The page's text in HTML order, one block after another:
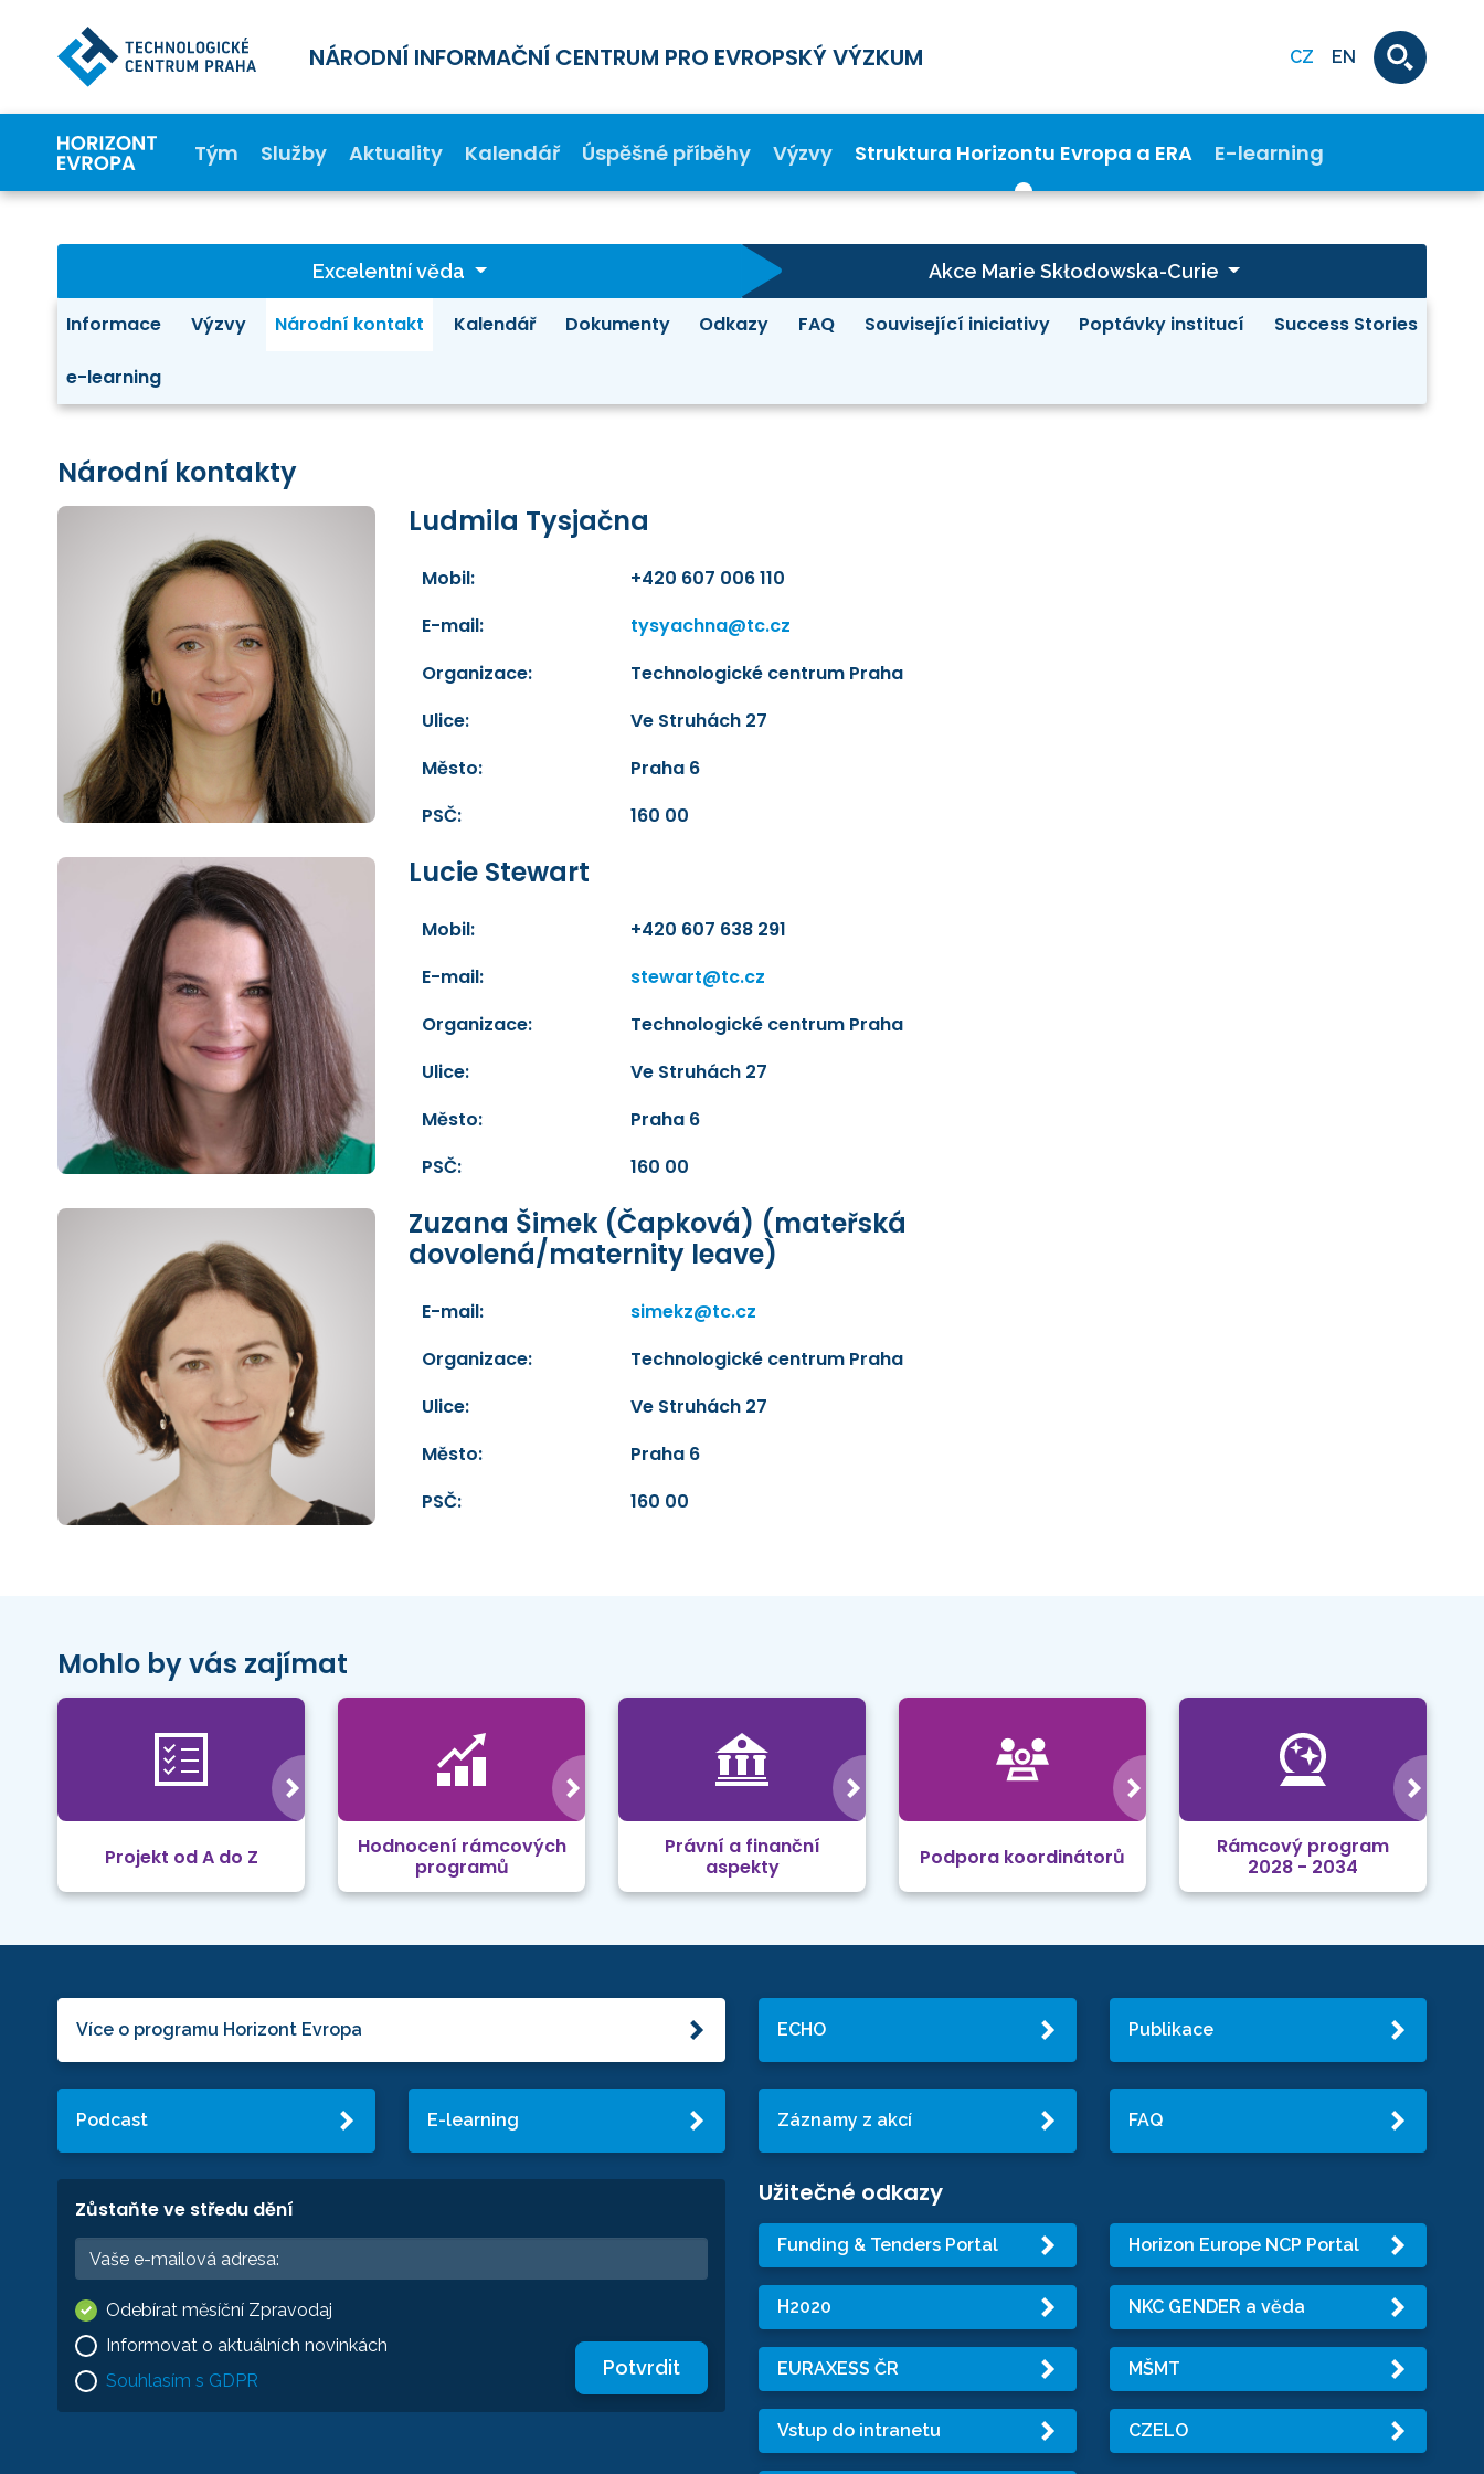
NÁRODNÍ INFORMAČNÍ CENTRUM PRO EVROPSKÝ VÝZKUM CZ EN
Tým Služby Aktuality Kalendář Úspěšné příběhy Výzvy Struktura Horizontu Evropa a ERA E-learning
Excelentní věda Akce Marie Skłodowska-Curie
Informace Výzvy Národní kontakt Kalendář Dokumenty Odkazy FAQ Související iniciativy Poptávky institucí Success Stories
e-learning
Národní kontakty
Ludmila Tysjačna
Mobil:
+420 607 006 110
E-mail:
tysyachna@tc.cz
Organizace:
Technologické centrum Praha
Ulice:
Ve Struhách 27
Město:
Praha 6
PSČ:
160 00
Lucie Stewart
Mobil:
+420 607 638 291
E-mail:
stewart@tc.cz
Organizace:
Technologické centrum Praha
Ulice:
Ve Struhách 27
Město:
Praha 6
PSČ:
160 00
Zuzana Šimek (Čapková) (mateřská
dovolená/maternity leave)
E-mail:
simekz@tc.cz
Organizace:
Technologické centrum Praha
Ulice:
Ve Struhách 27
Město:
Praha 6
PSČ:
160 00
Mohlo by vás zajímat
Projekt od A do Z
Hodnocení rámcových
programů
Právní a finanční
aspekty
Podpora koordinátorů
Rámcový program
2028 - 2034
Více o programu Horizont Evropa
Podcast E-learning
Zůstaňte ve středu dění
Odebírat měsíční Zpravodaj
Informovat o aktuálních novinkách
Souhlasím s GDPR
Potvrdit
ECHO Publikace
Záznamy z akcí FAQ
Užitečné odkazy
Funding & Tenders Portal Horizon Europe NCP Portal
H2020 NKC GENDER a věda
EURAXESS ČR MŠMT
Vstup do intranetu CZELO